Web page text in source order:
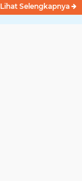
Lihat Selengkapnya